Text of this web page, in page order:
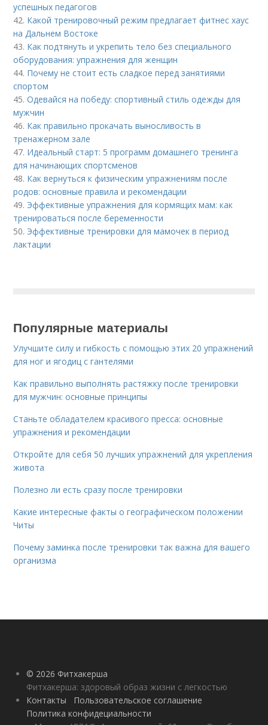
успешных педагогов
42. Какой тренировочный режим предлагает фитнес хаус
на Дальнем Востоке
43. Как подтянуть и укрепить тело без специального
оборудования: упражнения для женщин
44. Почему не стоит есть сладкое перед занятиями
спортом
45.Одевайся на победу: спортивный стиль одежды для
мужчин
46. Как правильно прокачать выносливость в
тренажерном зале
47. Идеальный старт: 5 программ домашнего тренинга
для начинающих спортсменов
48. Как вернуться к физическим упражнениям после
родов: основные правила и рекомендации
49. Эффективные упражнения для кормящих мам: как
тренироваться после беременности
50. Эффективные тренировки для мамочек в период
лактации
Популярные материалы
Улучшите силу и гибкость с помощью этих 20 упражнений
для ног и ягодиц с гантелями
Как правильно выполнять растяжку после тренировки
для мужчин: основные принципы
Станьте обладателем красивого пресса: основные
упражнения и рекомендации
Откройте для себя 50 лучших упражнений для укрепления
живота
Полезно ли есть сразу после тренировки
Какие интересные факты о географическом положении
Читы
Почему заминка после тренировки так важна для вашего
организма
© 2026 Фитхакерша
Фитхакерша: здоровый образ жизни с легкостью
Контакты
Пользовательское соглашение
Политика конфидециальности